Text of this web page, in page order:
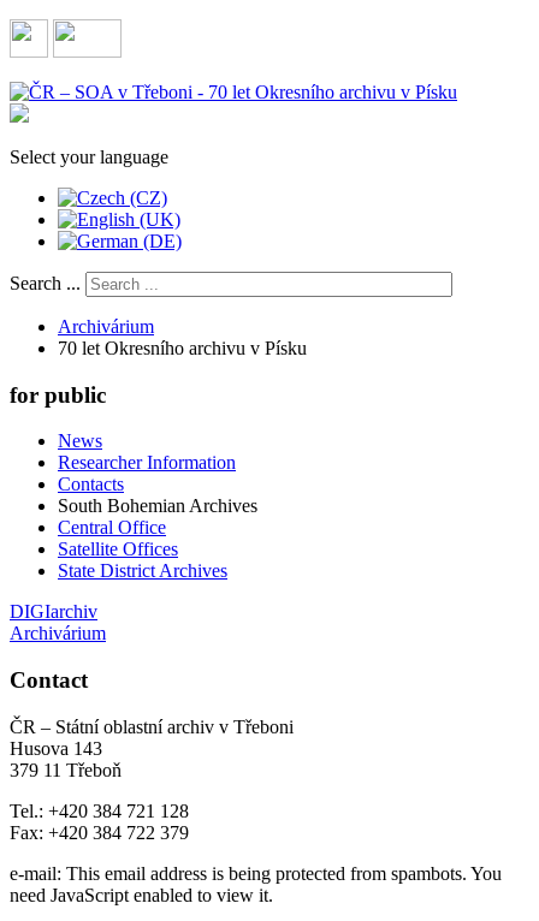
Select your language
Search ...
Archivárium
70 let Okresního archivu v Písku
for public
News
Researcher Information
Contacts
South Bohemian Archives
Central Office
Satellite Offices
State District Archives
DIGIarchiv
Archivárium
Contact
ČR – Státní oblastní archiv v Třeboni
Husova 143
379 11 Třeboň
Tel.: +420 384 721 128
Fax: +420 384 722 379
e-mail: This email address is being protected from spambots. You
need JavaScript enabled to view it.